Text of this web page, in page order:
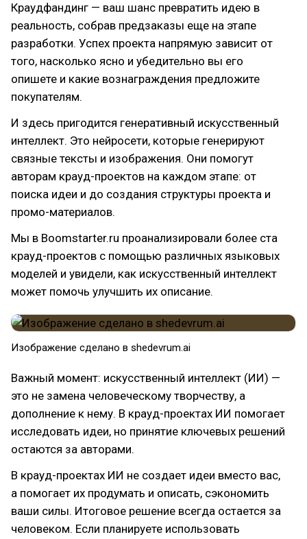
Краудфандинг — ваш шанс превратить идею в
реальность, собрав предзаказы еще на этапе
разработки. Успех проекта напрямую зависит от
того, насколько ясно и убедительно вы его
опишете и какие вознаграждения предложите
покупателям.
И здесь пригодится генеративный искусственный
интеллект. Это нейросети, которые генерируют
связные тексты и изображения. Они помогут
авторам крауд-проектов на каждом этапе: от
поиска идеи и до создания структуры проекта и
промо-материалов.
Мы в Boomstarter.ru проанализировали более ста
крауд-проектов с помощью различных языковых
моделей и увидели, как искусственный интеллект
может помочь улучшить их описание.
Изображение сделано в shedevrum.ai
Важный момент: искусственный интеллект (ИИ) —
это не замена человеческому творчеству, а
дополнение к нему. В крауд-проектах ИИ помогает
исследовать идеи, но принятие ключевых решений
остаются за авторами.
В крауд-проектах ИИ не создает идеи вместо вас,
а помогает их продумать и описать, сэкономить
ваши силы. Итоговое решение всегда остается за
человеком. Если планируете использовать